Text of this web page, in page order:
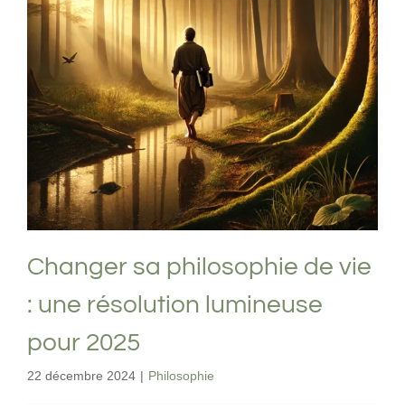
Changer sa philosophie de vie : une
résolution lumineuse pour 2025
Philosophie
Changer sa philosophie de vie
: une résolution lumineuse
pour 2025
22 décembre 2024 | Philosophie